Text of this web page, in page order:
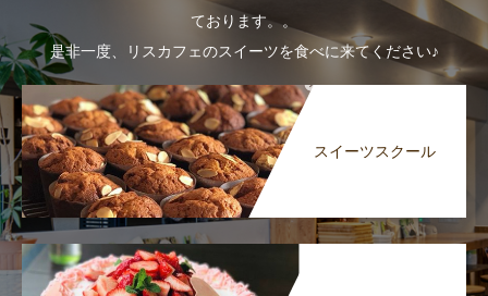
ております。。
是非一度、リスカフェのスイーツを食べに来てください♪
スイーツスクール